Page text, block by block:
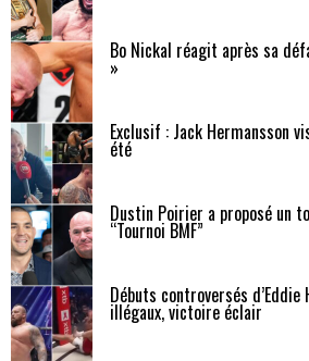
Bo Nickal réagit après sa
»
Exclusif : Jack Hermansson
été
Dustin Poirier a proposé un
“Tournoi BMF”
Débuts controversés d’Eddie
illégaux, victoire éclair